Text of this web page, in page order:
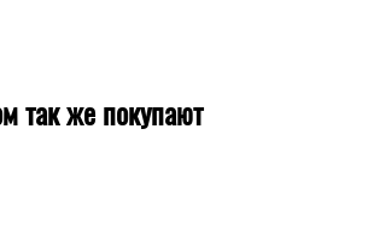
так же покупают